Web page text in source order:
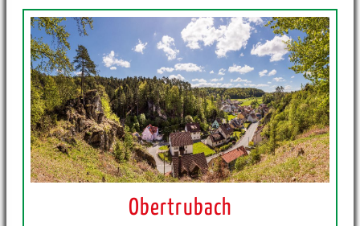
Obertrubach